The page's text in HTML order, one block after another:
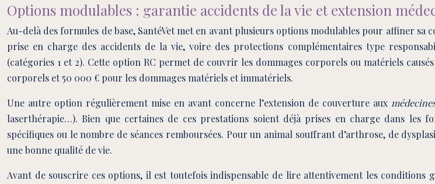
Options modulables : garantie accidents de la vie et extension
Au-delà des formules de base, SantéVet met en avant plusieurs options modulables pour affiner
prise en charge des accidents de la vie, voire des protections complémentaires type
(catégories 1 et 2). Cette option RC permet de couvrir les dommages corporels ou matériels
corporels et 50 000 € pour les dommages matériels et immatériels.
Une autre option régulièrement mise en avant concerne l’extension de couverture aux
laserthérapie…). Bien que certaines de ces prestations soient déjà prises en charge dans les
spécifiques ou le nombre de séances remboursées. Pour un animal souffrant d’arthrose, de
une bonne qualité de vie.
Avant de souscrire ces options, il est toutefois indispensable de lire attentivement les conditions